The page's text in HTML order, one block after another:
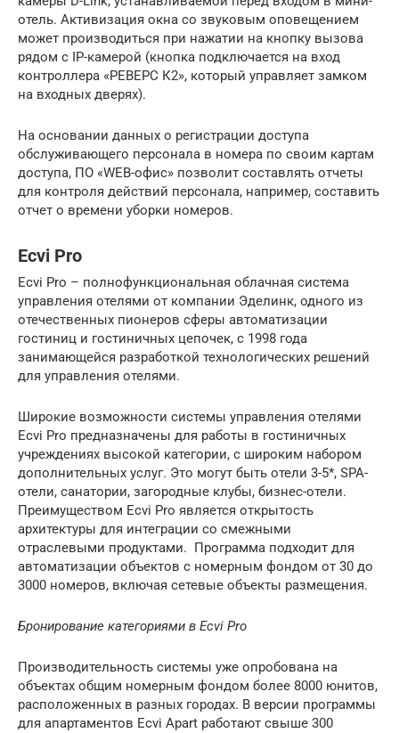
отель. Активизация окна со звуковым оповещением
может производиться при нажатии на кнопку вызова
рядом с IP-камерой (кнопка подключается на вход
контроллера «РЕВЕРС К2», который управляет замком
на входных дверях).
На основании данных о регистрации доступа
обслуживающего персонала в номера по своим картам
доступа, ПО «WEB-офис» позволит составлять отчеты
для контроля действий персонала, например, составить
отчет о времени уборки номеров.
Ecvi Pro
Ecvi Pro – полнофункциональная облачная система
управления отелями от компании Эделинк, одного из
отечественных пионеров сферы автоматизации
гостиниц и гостиничных цепочек, с 1998 года
занимающейся разработкой технологических решений
для управления отелями.
Широкие возможности системы управления отелями
Ecvi Pro предназначены для работы в гостиничных
учреждениях высокой категории, с широким набором
дополнительных услуг. Это могут быть отели 3-5*, SPA-
отели, санатории, загородные клубы, бизнес-отели.
Преимуществом Ecvi Pro является открытость
архитектуры для интеграции со смежными
отраслевыми продуктами. Программа подходит для
автоматизации объектов с номерным фондом от 30 до
3000 номеров, включая сетевые объекты размещения.
Бронирование категориями в Ecvi Pro
Производительность системы уже опробована на
объектах общим номерным фондом более 8000 юнитов,
расположенных в разных городах. В версии программы
для апартаментов Ecvi Apart работают свыше 300